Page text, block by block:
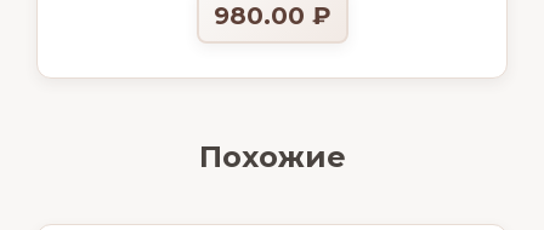
980.00 ₽
Похожие